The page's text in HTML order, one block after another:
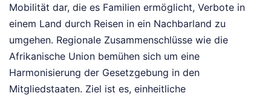
Mobilität dar, die es Familien ermöglicht, Verbote in
einem Land durch Reisen in ein Nachbarland zu
umgehen. Regionale Zusammenschlüsse wie die
Afrikanische Union bemühen sich um eine
Harmonisierung der Gesetzgebung in den
Mitgliedstaaten. Ziel ist es, einheitliche